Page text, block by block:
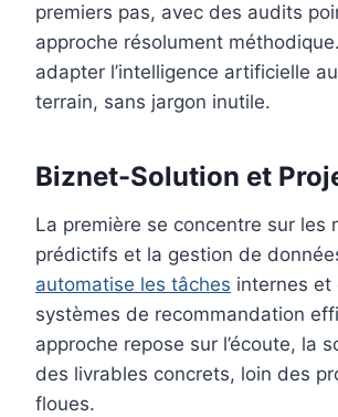
premiers pas, avec des audits
approche résolument
adapter l’intelligence artificielle
terrain, sans jargon inutile.
Biznet-Solution et
La première se concentre sur les
prédictifs et la gestion de
automatise les tâches internes et
systèmes de recommandation
approche repose sur l’écoute, la
des livrables concrets, loin des
floues.